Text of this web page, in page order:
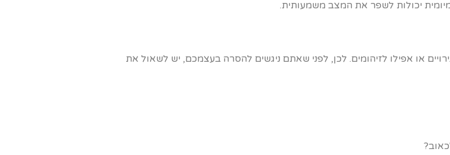
יכולות לשפר את המצב משמעותית.
או אפילו לזיהומים. לכן, לפני שאתם ניגשים להסרה בעצמכם, יש לשאול את